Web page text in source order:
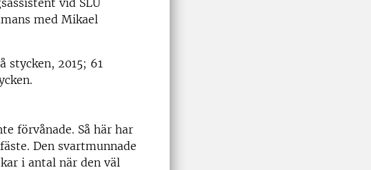
vid SLU
med Mikael
stycken, 2015; 61
förvånade. Så här har
Den svartmunnade
i antal när den väl